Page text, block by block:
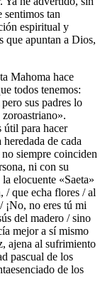
sentimos tan
espiritual y
que apuntan a Dios,
Mahoma hace
todos tenemos:
sus padres lo
útil para hacer
de cada
siempre coinciden
ni con su
elocuente «Saeta»
/ que echa flores / al
¡No, no eres tú mi
del madero / sino
mejor a sí mismo
ajena al sufrimiento
pascual de los
de los